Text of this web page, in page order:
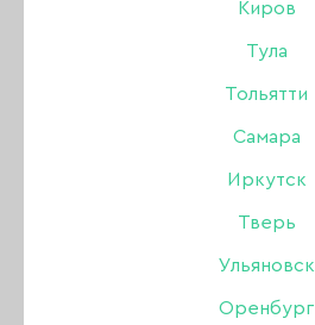
Киров
Тула
Тольятти
Самара
Иркутск
Тверь
Ульяновск
Оренбург
В наличии в магазинах